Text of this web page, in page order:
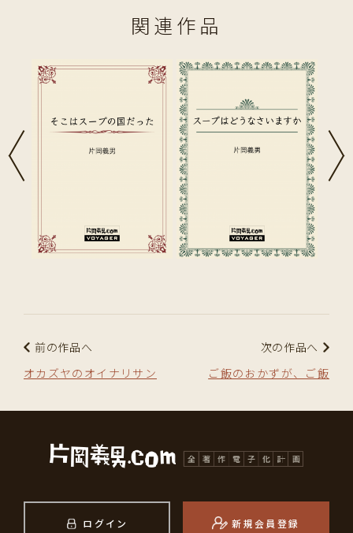
関連作品
前の作品へ
オカズヤのオイナリサン
次の作品へ
ご飯のおかずが、ご飯
ログイン 新規会員登録